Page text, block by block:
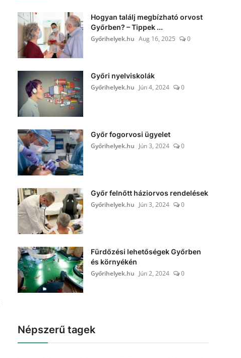
Hogyan találj megbízható orvost
Győrben? – Tippek ...
Győrihelyek.hu Aug 16, 2025 0
Győri nyelviskolák
Győrihelyek.hu Jún 4, 2024 0
Győr fogorvosi ügyelet
Győrihelyek.hu Jún 3, 2024 0
Győr felnőtt háziorvos rendelések
Győrihelyek.hu Jún 3, 2024 0
Fürdőzési lehetőségek Győrben
és környékén
Győrihelyek.hu Jún 2, 2024 0
Népszerű tagek